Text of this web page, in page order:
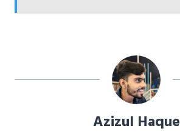
Azizul Haque